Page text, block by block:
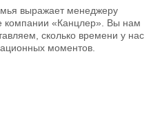
выражает менеджеру
компании «Канцлер». Вы нам
сколько времени у нас
моментов.